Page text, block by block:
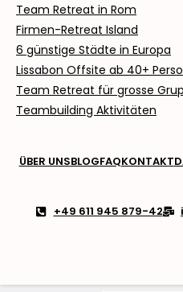
Team Retreat in Rom
Firmen-Retreat Island
6 günstige Städte in Europa
Lissabon Offsite ab 40+
Team Retreat für grosse
Teambuilding Aktivitäten
ÜBER UNSBLOGFAQKONTAKT
+49 611 945 879-42